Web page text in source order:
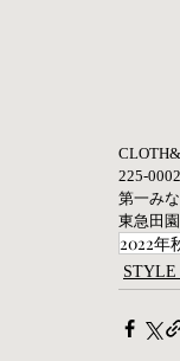
225-
第一み
東急田
2022年
STYLE